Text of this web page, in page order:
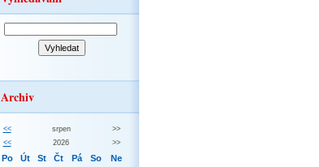
Archiv
<< srpen
>>
<<
2026 >>
Po Út St Čt Pá So Ne